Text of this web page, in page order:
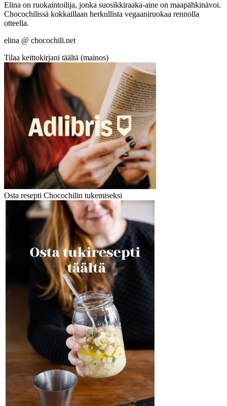
Elina on ruokaintoilija, jonka suosikkiraaka-aine on maapähkinävoi.
Chocochilissä kokkaillaan herkullista vegaaniruokaa rennolla
otteella.
elina @ chocochili.net
Tilaa keittokirjani täältä (mainos)
Osta resepti Chocochilin tukemiseksi